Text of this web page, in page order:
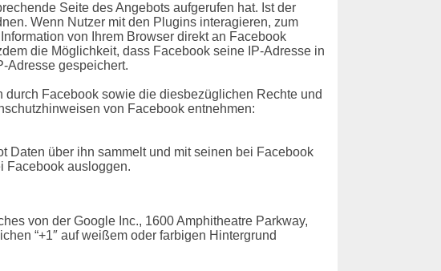
Seite des Angebots aufgerufen hat. Ist der
Wenn Nutzer mit den Plugins interagieren, zum
von Ihrem Browser direkt an Facebook
die Möglichkeit, dass Facebook seine IP-Adresse in
Adresse gespeichert.
Facebook sowie die diesbezüglichen Rechte und
von Facebook entnehmen:
Daten über ihn sammelt und mit seinen bei Facebook
Facebook ausloggen.
von der Google Inc., 1600 Amphitheatre Parkway,
“+1″ auf weißem oder farbigen Hintergrund